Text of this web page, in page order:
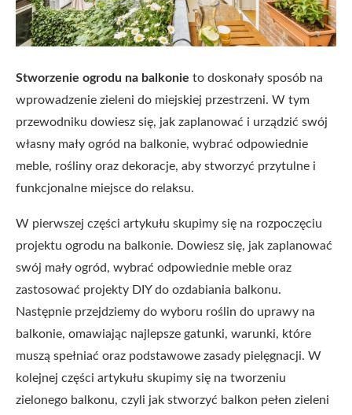
Stworzenie ogrodu na balkonie to doskonały sposób na
wprowadzenie zieleni do miejskiej przestrzeni. W tym
przewodniku dowiesz się, jak zaplanować i urządzić swój
własny mały ogród na balkonie, wybrać odpowiednie
meble, rośliny oraz dekoracje, aby stworzyć przytulne i
funkcjonalne miejsce do relaksu.
W pierwszej części artykułu skupimy się na rozpoczęciu
projektu ogrodu na balkonie. Dowiesz się, jak zaplanować
swój mały ogród, wybrać odpowiednie meble oraz
zastosować projekty DIY do ozdabiania balkonu.
Następnie przejdziemy do wyboru roślin do uprawy na
balkonie, omawiając najlepsze gatunki, warunki, które
muszą spełniać oraz podstawowe zasady pielęgnacji. W
kolejnej części artykułu skupimy się na tworzeniu
zielonego balkonu, czyli jak stworzyć balkon pełen zieleni